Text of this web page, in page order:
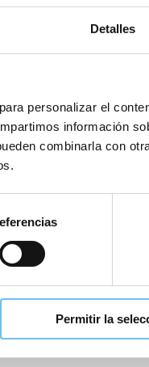
Detalles
personalizar el
información
combinarla con
Permitir la
bieten
schnellen und
Aufgaben
die den
Mit den
Freiraum, um
Gästeerlebnis